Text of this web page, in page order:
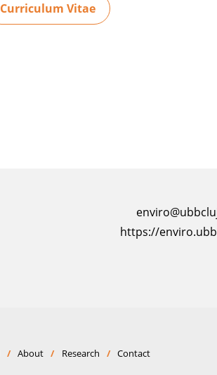
Curriculum Vitae
https://
/ About / Research / Contact